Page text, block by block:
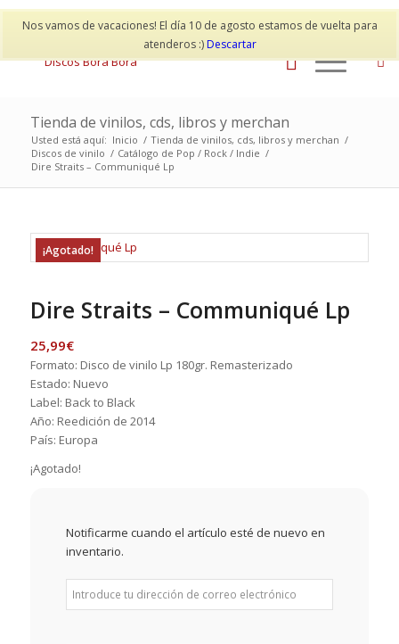
Nos vamos de vacaciones! El día 10 de agosto estamos de vuelta para
atenderos :)Descartar
Mi cuenta Contacto
Tienda de vinilos, cds, libros y merchan
Usted está aquí: Inicio / Tienda de vinilos, cds, libros y merchan /
Discos de vinilo / Catálogo de Pop / Rock / Indie /
Dire Straits – Communiqué Lp
¡Agotado!
Dire Straits – Communiqué Lp
25,99€
Formato: Disco de vinilo Lp 180gr. Remasterizado
Estado: Nuevo
Label: Back to Black
Año: Reedición de 2014
País: Europa
¡Agotado!
Notificarme cuando el artículo esté de nuevo en
inventario.